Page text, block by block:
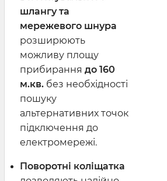
шлангу та
мережевого шнура
розширюють
можливу площу
прибирання до 160
м.кв. без необхідності
пошуку
альтернативних точок
підключення до
електромережі.
Поворотні коліщатка